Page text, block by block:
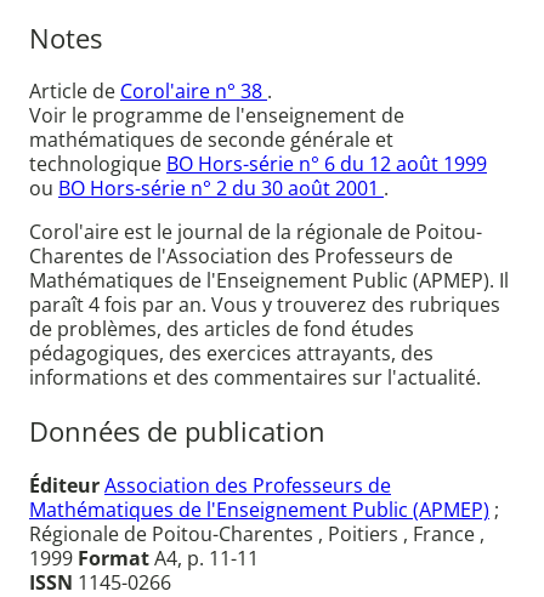
Notes
Article de Corol'aire n° 38 .
Voir le programme de l'enseignement de
mathématiques de seconde générale et
technologique BO Hors-série n° 6 du 12 août 1999
ou BO Hors-série n° 2 du 30 août 2001 .
Corol'aire est le journal de la régionale de Poitou-
Charentes de l'Association des Professeurs de
Mathématiques de l'Enseignement Public (APMEP). Il
paraît 4 fois par an. Vous y trouverez des rubriques
de problèmes, des articles de fond études
pédagogiques, des exercices attrayants, des
informations et des commentaires sur l'actualité.
Données de publication
ÉditeurAssociation des Professeurs de
Mathématiques de l'Enseignement Public (APMEP) ;
Régionale de Poitou-Charentes , Poitiers , France ,
1999 FormatA4, p. 11-11
ISSN 1145-0266